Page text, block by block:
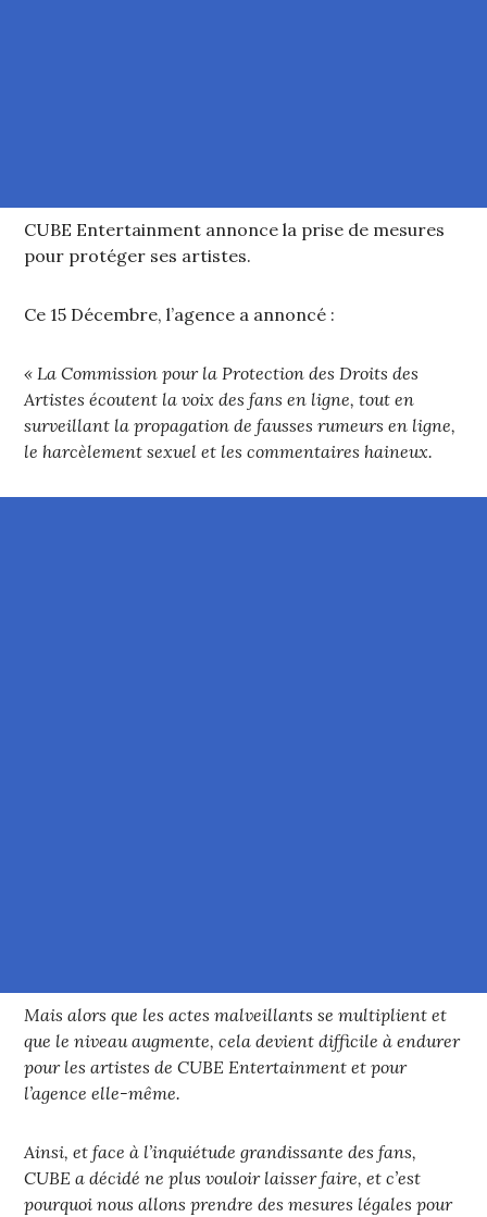
CUBE Entertainment annonce la prise de mesures
pour protéger ses artistes.
Ce 15 Décembre, l’agence a annoncé :
« La Commission pour la Protection des Droits des
Artistes écoutent la voix des fans en ligne, tout en
surveillant la propagation de fausses rumeurs en ligne,
le harcèlement sexuel et les commentaires haineux.
Mais alors que les actes malveillants se multiplient et
que le niveau augmente, cela devient difficile à endurer
pour les artistes de CUBE Entertainment et pour
l’agence elle-même.
Ainsi, et face à l’inquiétude grandissante des fans,
CUBE a décidé ne plus vouloir laisser faire, et c’est
pourquoi nous allons prendre des mesures légales pour